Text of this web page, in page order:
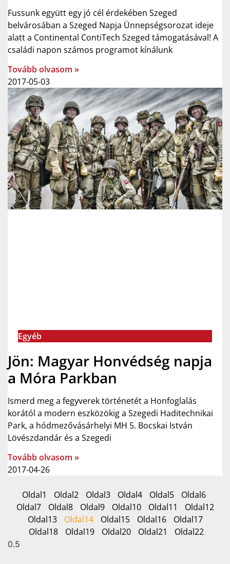
Fussunk együtt egy jó cél érdekében Szeged
belvárosában a Szeged Napja Ünnepségsorozat ideje
alatt a Continental ContiTech Szeged támogatásával! A
családi napon számos programot kínálunk
Tovább olvasom »
2017-05-03
Egyéb
Jön: Magyar Honvédség napja
a Móra Parkban
Ismerd meg a fegyverek történetét a Honfoglalás
korától a modern eszközökig a Szegedi Haditechnikai
Park, a hódmezővásárhelyi MH 5. Bocskai István
Lövészdandár és a Szegedi
Tovább olvasom »
2017-04-26
Oldal1 Oldal2 Oldal3 Oldal4 Oldal5 Oldal6
Oldal7 Oldal8 Oldal9 Oldal10 Oldal11 Oldal12
Oldal13 Oldal14 Oldal15 Oldal16 Oldal17
Oldal18 Oldal19 Oldal20 Oldal21 Oldal22